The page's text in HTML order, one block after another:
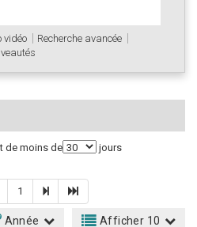
vidéo
Recherche avancée
de moins de jours
1
Année Afficher 10